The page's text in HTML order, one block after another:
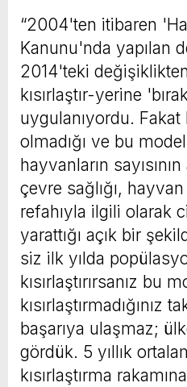
“2004'ten itibaren
Kanunu'nda yapılan
2014'teki
kısırlaştır-yerine
uygulanıyordu.
olmadığı ve bu
hayvanların
çevre sağlığı,
refahıyla ilgili olarak
yarattığı açık bir
siz ilk yılda
kısırlaştırırsanız bu
kısırlaştırmadığınız
başarıya ulaşmaz;
gördük. 5 yıllık
kısırlaştırma